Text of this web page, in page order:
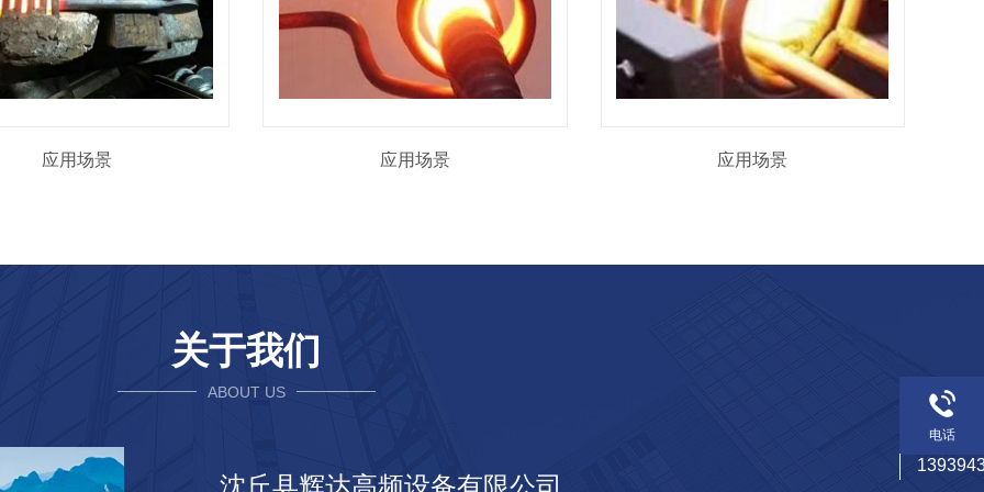
应用场景 应用场景 应用场景
关于我们
ABOUT US
沈丘县辉达高频设备有限公司
电话